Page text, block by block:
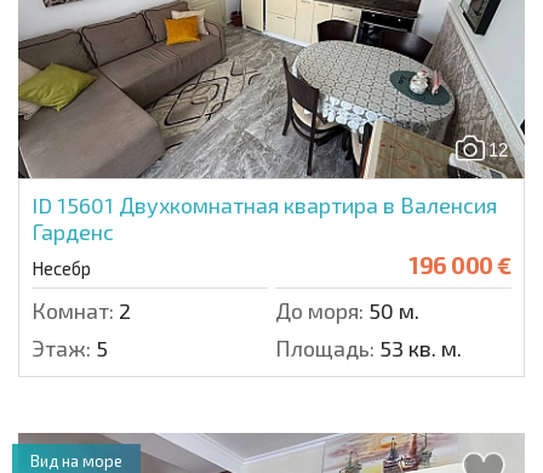
12
ID 15601 Двухкомнатная квартира в Валенсия
Гарденс
Несебр 196 000 €
Комнат: 2 До моря: 50 м.
Этаж: 5 Площадь: 53 кв. м.
Вид на море